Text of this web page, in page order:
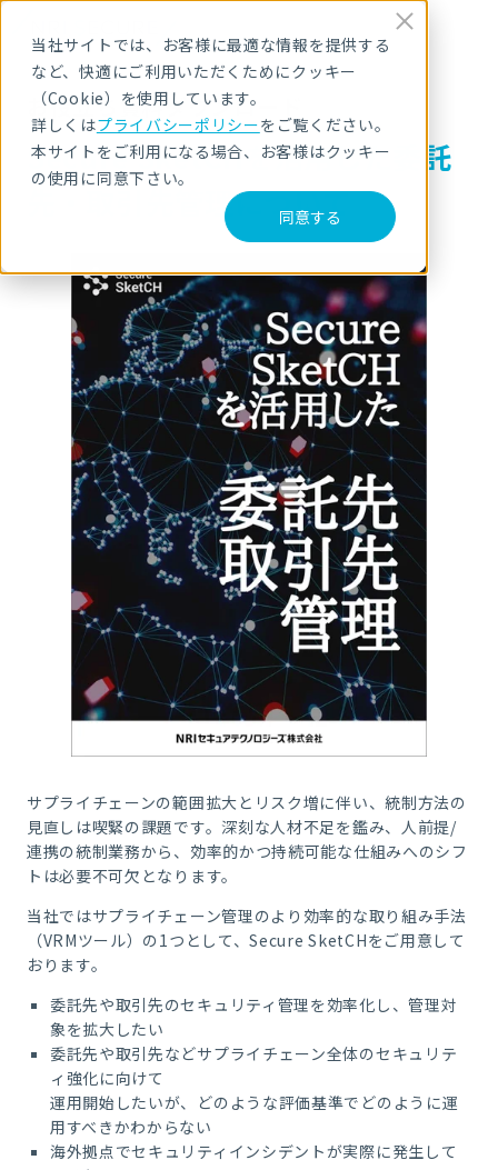
当社サイトでは、お客様に最適な情報を提供する
など、快適にご利用いただくためにクッキー
（Cookie）を使用しています。
詳しくはプライバシーポリシーをご覧ください。
本サイトをご利用になる場合、お客様はクッキー
の使用に同意下さい。
同意する
お役立ち資料ダウンロード
Secure SketCHを活用した委託
先・取引先管理について
サプライチェーンの範囲拡大とリスク増に伴い、統制方法の
見直しは喫緊の課題です。深刻な人材不足を鑑み、人前提/
連携の統制業務から、効率的かつ持続可能な仕組みへのシフ
トは必要不可欠となります。
当社ではサプライチェーン管理のより効率的な取り組み手法
（VRMツール）の 1つとして、Secure SketCHをご用意して
おります。
委託先や取引先のセキュリティ管理を効率化し、管理対
象を拡大したい
委託先や取引先などサプライチェーン全体のセキュリテ
ィ強化に向けて
運用開始したいが、どのような評価基準でどのように運
用すべきかわからない
海外拠点でセキュリティインシデントが実際に発生して